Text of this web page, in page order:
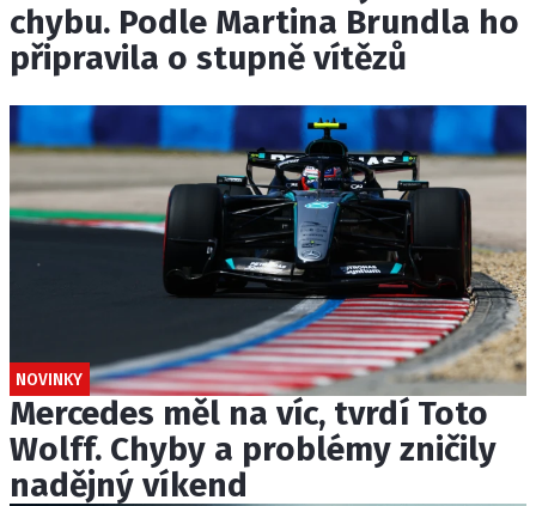
chybu. Podle Martina Brundla ho
připravila o stupně vítězů
NOVINKY
Mercedes měl na víc, tvrdí Toto
Wolff. Chyby a problémy zničily
nadějný víkend